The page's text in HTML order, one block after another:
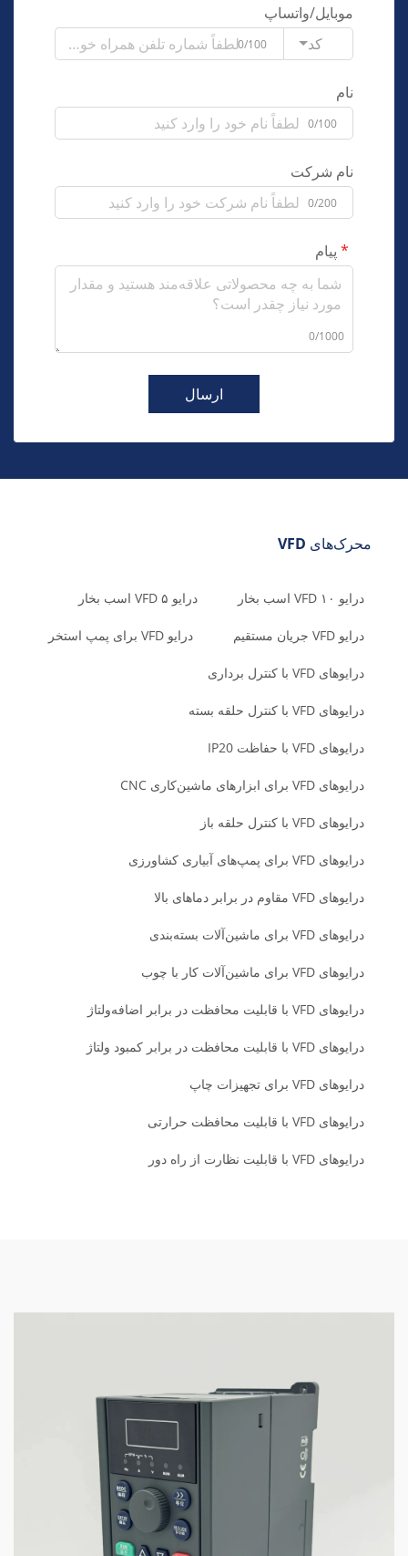
موبایل/واتساپ
کد
0/100
نام
0/100
نام شرکت
0/200
پیام
0/1000
ارسال
محرک‌های VFD
درایو VFD ۱۰ اسب بخار درایو VFD ۵ اسب بخار
درایو VFD جریان مستقیم درایو VFD برای پمپ استخر
درایوهای VFD با کنترل برداری
درایوهای VFD با کنترل حلقه بسته
درایوهای VFD با حفاظت IP20
درایوهای VFD برای ابزارهای ماشین‌کاری CNC
درایوهای VFD با کنترل حلقه باز
درایوهای VFD برای پمپ‌های آبیاری کشاورزی
درایوهای VFD مقاوم در برابر دماهای بالا
درایوهای VFD برای ماشین‌آلات بسته‌بندی
درایوهای VFD برای ماشین‌آلات کار با چوب
درایوهای VFD با قابلیت محافظت در برابر اضافه‌ولتاژ
درایوهای VFD با قابلیت محافظت در برابر کمبود ولتاژ
درایوهای VFD برای تجهیزات چاپ
درایوهای VFD با قابلیت محافظت حرارتی
درایوهای VFD با قابلیت نظارت از راه دور